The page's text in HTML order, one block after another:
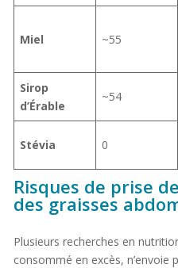
Miel ~55
Sirop
d’Érable
~54
Stévia 0
Risques de prise
des graisses
Plusieurs recherches en
consommé en excès, n’envoie